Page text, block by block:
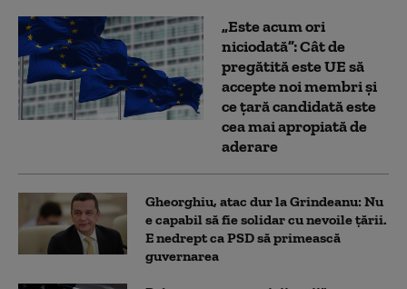
„Este acum ori
niciodată”: Cât de
pregătită este UE să
accepte noi membri și
ce țară candidată este
cea mai apropiată de
aderare
Gheorghiu, atac dur la Grindeanu: Nu
e capabil să fie solidar cu nevoile țării.
E nedrept ca PSD să primească
guvernarea